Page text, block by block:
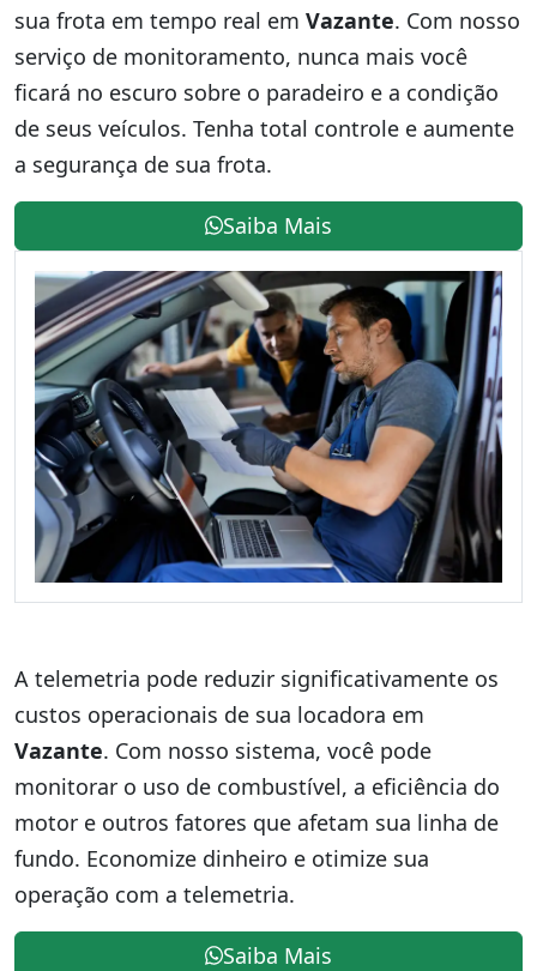
sua frota em tempo real em Vazante. Com nosso
serviço de monitoramento, nunca mais você
ficará no escuro sobre o paradeiro e a condição
de seus veículos. Tenha total controle e aumente
a segurança de sua frota.
Saiba Mais
A telemetria pode reduzir significativamente os
custos operacionais de sua locadora em
Vazante. Com nosso sistema, você pode
monitorar o uso de combustível, a eficiência do
motor e outros fatores que afetam sua linha de
fundo. Economize dinheiro e otimize sua
operação com a telemetria.
Saiba Mais